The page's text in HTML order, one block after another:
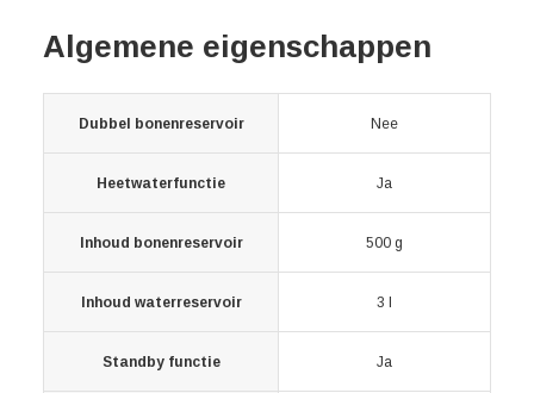
Algemene eigenschappen
Dubbel bonenreservoir Nee
Heetwaterfunctie Ja
Inhoud bonenreservoir 500 g
Inhoud waterreservoir 3 l
Standby functie Ja